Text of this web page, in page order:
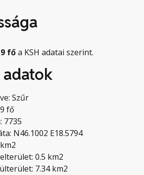
főa KSH adatai szerint.
adatok
Szűr
fő
7735
N46.1002 E18.5794
0.5 km2
7.34 km2